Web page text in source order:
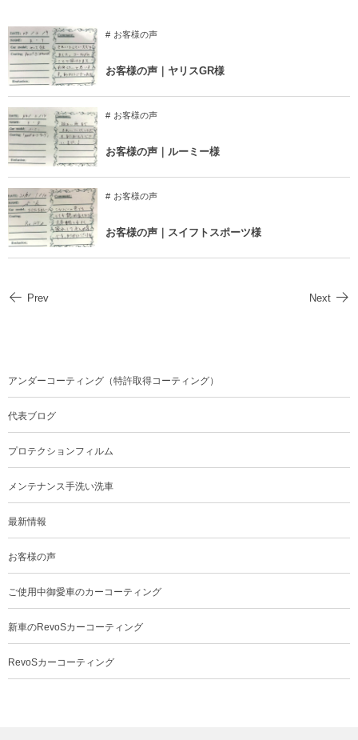
お客様の声
お客様の声｜ヤリスGR様
お客様の声
お客様の声｜ルーミー様
お客様の声
お客様の声｜スイフトスポーツ様
Prev Next
アンダーコーティング（特許取得コーティング）
代表ブログ
プロテクションフィルム
メンテナンス手洗い洗車
最新情報
お客様の声
ご使用中御愛車のカーコーティング
新車のRevoSカーコーティング
RevoSカーコーティング